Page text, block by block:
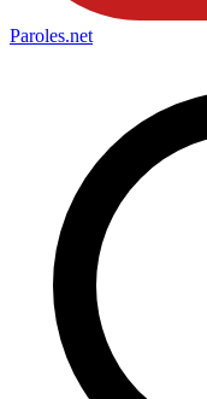
Paroles.net